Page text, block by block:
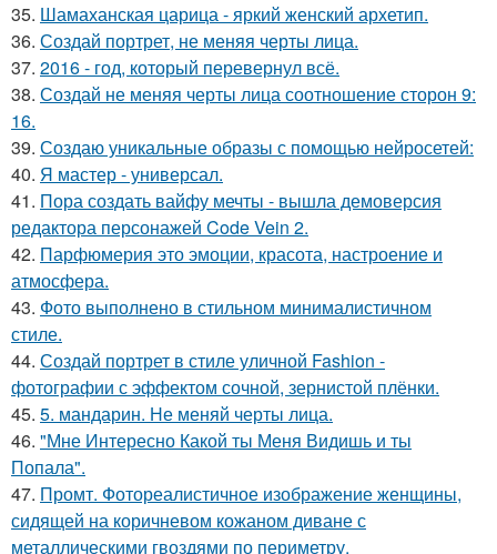
35. Шамаханская царица - яркий женский архетип.
36. Создай портрет, не меняя черты лица.
37. 2016 - год, который перевернул всё.
38. Создай не меняя черты лица соотношение сторон 9:
16.
39. Создаю уникальные образы с помощью нейросетей:
40. Я мастер - универсал.
41. Пора создать вайфу мечты - вышла демоверсия
редактора персонажей Code Vein 2.
42. Парфюмерия это эмоции, красота, настроение и
атмосфера.
43. Фото выполнено в стильном минималистичном
стиле.
44. Создай портрет в стиле уличной Fashion -
фотографии с эффектом сочной, зернистой плёнки.
45. 5. мандарин. Не меняй черты лица.
46. "Мне Интересно Какой ты Меня Видишь и ты
Попала".
47. Промт. Фотореалистичное изображение женщины,
сидящей на коричневом кожаном диване с
металлическими гвоздями по периметру.